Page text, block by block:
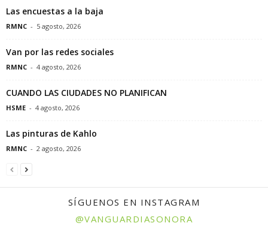
Las encuestas a la baja
RMNC - 5 agosto, 2026
Van por las redes sociales
RMNC - 4 agosto, 2026
CUANDO LAS CIUDADES NO PLANIFICAN
HSME - 4 agosto, 2026
Las pinturas de Kahlo
RMNC - 2 agosto, 2026
SÍGUENOS EN INSTAGRAM
@VANGUARDIASONORA